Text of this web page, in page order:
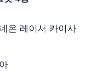
온 레이서 카이사